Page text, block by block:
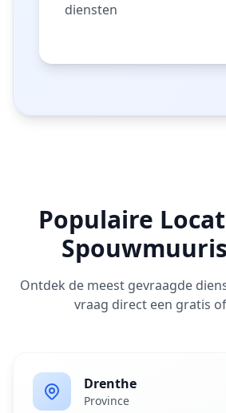
diensten
Populaire
Ontdek de meest gevraagde
vraag direct een gratis
Drenthe
Province